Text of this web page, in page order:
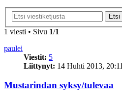
Etsi
1 viesti • Sivu 1/1
paulei
Viestit: 5
Liittynyt: 14 Huhti 2013, 20:11
Mustarindan syksy/tulevaa